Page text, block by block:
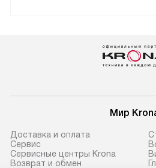
оплачивается дополнительно.
Возможна доставка товаров
Мир
Доставка и оплата
Сервис
Сервисные центры Krona
Возврат и обмен